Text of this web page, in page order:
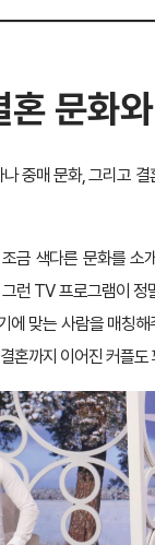
문화와
중매 문화, 그리고 결
금 색다른 문화를 소
런 TV 프로그램이 정
에 맞는 사람을 매칭
혼까지 이어진 커플도